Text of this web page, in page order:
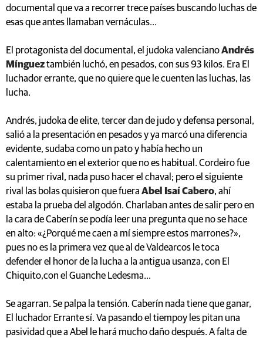
documental que va a recorrer trece países buscando luchas de
esas que antes llamaban vernáculas...
El protagonista del documental, el judoka valencianoAndrés
Míngueztambién luchó, en pesados, con sus 93 kilos. Era El
luchador errante, que no quiere que le cuenten las luchas, las
lucha.
Andrés, judoka de elite, tercer dan de judo y defensa personal,
salió a la presentación en pesados y ya marcó una diferencia
evidente, sudaba como un pato y había hecho un
calentamiento en el exterior que no es habitual. Cordeiro fue
su primer rival, nada puso hacer el chaval; pero el siguiente
rival las bolas quisieron que fuera Abel Isaí Cabero, ahí
estaba la prueba del algodón. Charlaban antes de salir pero en
la cara de Caberín se podía leer una pregunta que no se hace
en alto: «¿Porqué me caen a mí siempre estos marrones?»,
pues no es la primera vez que al de Valdearcos le toca
defender el honor de la lucha a la antigua usanza, con El
Chiquito,con el Guanche Ledesma...
Se agarran. Se palpa la tensión. Caberín nada tiene que ganar,
El luchador Errante sí. Va pasando el tiempoy les pitan una
pasividad que a Abel le hará mucho daño después. A falta de